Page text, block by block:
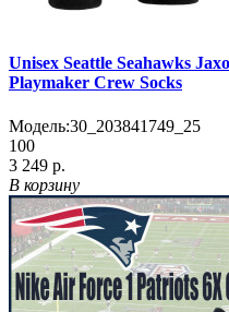
Unisex Seattle Seahawks
Playmaker Crew Socks
Модель:30_203841749_25
100
3 249 р.
В корзину